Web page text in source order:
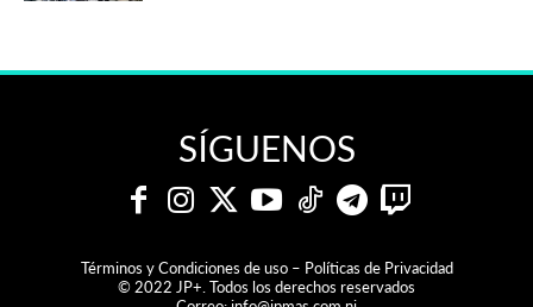
SÍGUENOS
Términos y Condiciones de uso – Políticas de Privacidad
© 2022 JP+. Todos los derechos reservados